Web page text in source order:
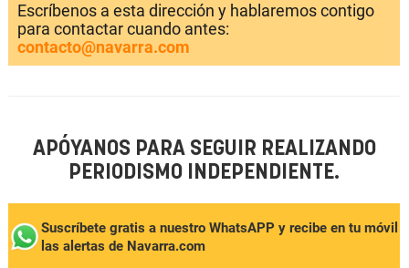
Escríbenos a esta dirección y hablaremos contigo
para contactar cuando antes:
contacto@navarra.com
APÓYANOS PARA SEGUIR REALIZANDO
PERIODISMO INDEPENDIENTE.
Suscríbete gratis a nuestro WhatsAPP y recibe en tu móvil
las alertas de Navarra.com